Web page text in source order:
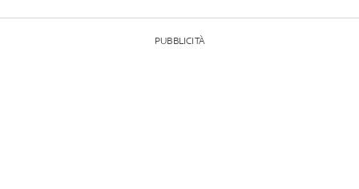
PUBBLICITÀ